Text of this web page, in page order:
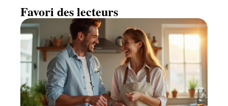
Favori des lecteurs